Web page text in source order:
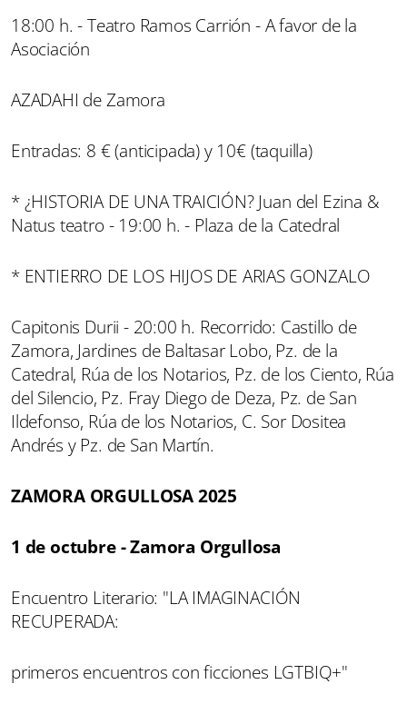
18:00 h. - Teatro Ramos Carrión - A favor de la
Asociación
AZADAHI de Zamora
Entradas: 8 € (anticipada) y 10€ (taquilla)
* ¿HISTORIA DE UNA TRAICIÓN? Juan del Ezina &
Natus teatro - 19:00 h. - Plaza de la Catedral
* ENTIERRO DE LOS HIJOS DE ARIAS GONZALO
Capitonis Durii - 20:00 h. Recorrido: Castillo de
Zamora, Jardines de Baltasar Lobo, Pz. de la
Catedral, Rúa de los Notarios, Pz. de los Ciento, Rúa
del Silencio, Pz. Fray Diego de Deza, Pz. de San
Ildefonso, Rúa de los Notarios, C. Sor Dositea
Andrés y Pz. de San Martín.
ZAMORA ORGULLOSA 2025
1 de octubre - Zamora Orgullosa
Encuentro Literario: "LA IMAGINACIÓN
RECUPERADA:
primeros encuentros con ficciones LGTBIQ+"